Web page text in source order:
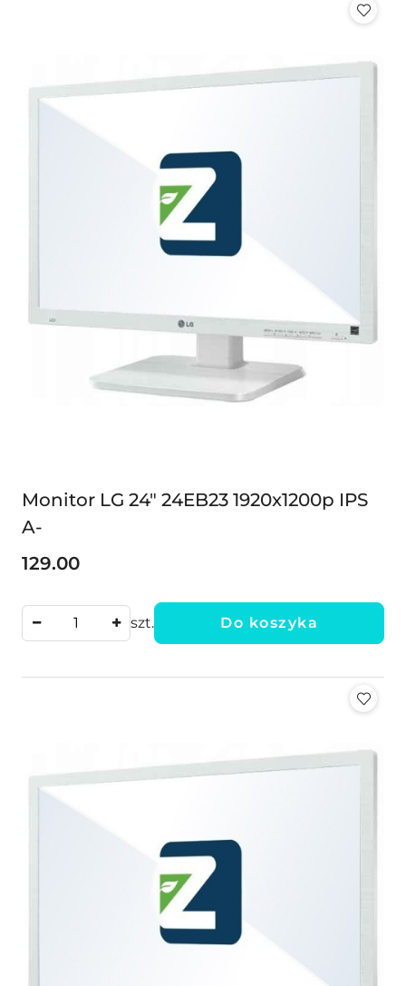
Monitor LG 24" 24EB23 1920x1200p IPS
A-
Cena:
129.00
szt. Do koszyka